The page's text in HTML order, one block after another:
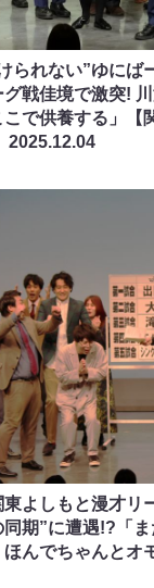
られない”ゆにば
グ戦佳境で激突!
こで供養する」【
2025.12.04
東よしもと漫才
同期”に遭遇!?「
ほんでちゃんとオ